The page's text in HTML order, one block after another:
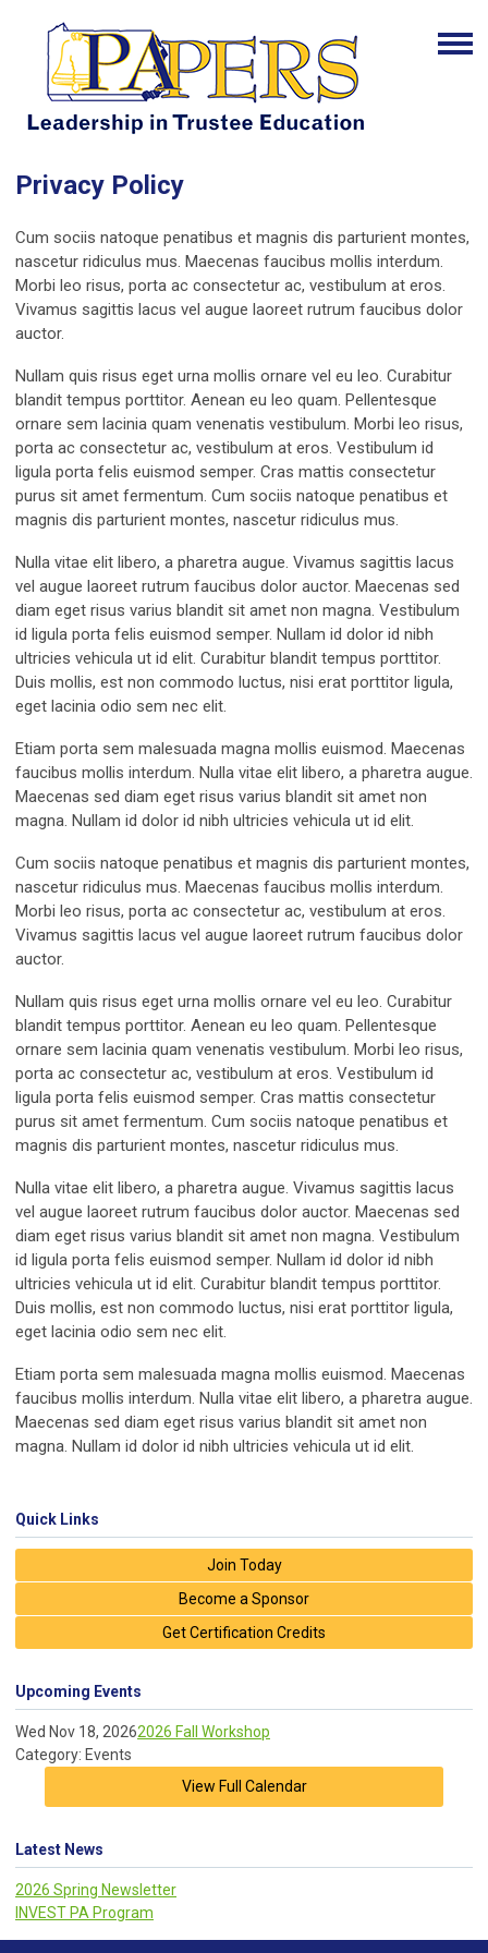
Privacy Policy
Cum sociis natoque penatibus et magnis dis parturient montes,
nascetur ridiculus mus. Maecenas faucibus mollis interdum.
Morbi leo risus, porta ac consectetur ac, vestibulum at eros.
Vivamus sagittis lacus vel augue laoreet rutrum faucibus dolor
auctor.
Nullam quis risus eget urna mollis ornare vel eu leo. Curabitur
blandit tempus porttitor. Aenean eu leo quam. Pellentesque
ornare sem lacinia quam venenatis vestibulum. Morbi leo risus,
porta ac consectetur ac, vestibulum at eros. Vestibulum id
ligula porta felis euismod semper. Cras mattis consectetur
purus sit amet fermentum. Cum sociis natoque penatibus et
magnis dis parturient montes, nascetur ridiculus mus.
Nulla vitae elit libero, a pharetra augue. Vivamus sagittis lacus
vel augue laoreet rutrum faucibus dolor auctor. Maecenas sed
diam eget risus varius blandit sit amet non magna. Vestibulum
id ligula porta felis euismod semper. Nullam id dolor id nibh
ultricies vehicula ut id elit. Curabitur blandit tempus porttitor.
Duis mollis, est non commodo luctus, nisi erat porttitor ligula,
eget lacinia odio sem nec elit.
Etiam porta sem malesuada magna mollis euismod. Maecenas
faucibus mollis interdum. Nulla vitae elit libero, a pharetra augue.
Maecenas sed diam eget risus varius blandit sit amet non
magna. Nullam id dolor id nibh ultricies vehicula ut id elit.
Cum sociis natoque penatibus et magnis dis parturient montes,
nascetur ridiculus mus. Maecenas faucibus mollis interdum.
Morbi leo risus, porta ac consectetur ac, vestibulum at eros.
Vivamus sagittis lacus vel augue laoreet rutrum faucibus dolor
auctor.
Nullam quis risus eget urna mollis ornare vel eu leo. Curabitur
blandit tempus porttitor. Aenean eu leo quam. Pellentesque
ornare sem lacinia quam venenatis vestibulum. Morbi leo risus,
porta ac consectetur ac, vestibulum at eros. Vestibulum id
ligula porta felis euismod semper. Cras mattis consectetur
purus sit amet fermentum. Cum sociis natoque penatibus et
magnis dis parturient montes, nascetur ridiculus mus.
Nulla vitae elit libero, a pharetra augue. Vivamus sagittis lacus
vel augue laoreet rutrum faucibus dolor auctor. Maecenas sed
diam eget risus varius blandit sit amet non magna. Vestibulum
id ligula porta felis euismod semper. Nullam id dolor id nibh
ultricies vehicula ut id elit. Curabitur blandit tempus porttitor.
Duis mollis, est non commodo luctus, nisi erat porttitor ligula,
eget lacinia odio sem nec elit.
Etiam porta sem malesuada magna mollis euismod. Maecenas
faucibus mollis interdum. Nulla vitae elit libero, a pharetra augue.
Maecenas sed diam eget risus varius blandit sit amet non
magna. Nullam id dolor id nibh ultricies vehicula ut id elit.
Quick Links
Join Today
Become a Sponsor
Get Certification Credits
Upcoming Events
Wed Nov 18, 20262026 Fall Workshop
Category: Events
View Full Calendar
Latest News
2026 Spring Newsletter
INVEST PA Program